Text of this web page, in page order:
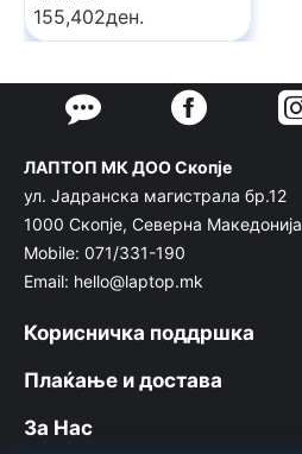
155,402ден.
ЛАПТОП МК ДОО Скопје
ул. Јадранска магистрала бр.12
1000 Скопје, Северна Македонија
Mobile: 071/331-190
Email: hello@laptop.mk
Корисничка поддршка
Плаќање и достава
За Нас